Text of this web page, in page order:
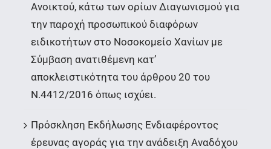
Ανοικτού, κάτω των ορίων Διαγωνισμού για
την παροχή προσωπικού διαφόρων
ειδικοτήτων στο Νοσοκομείο Χανίων με
Σύμβαση ανατιθέμενη κατ’
αποκλειστικότητα του άρθρου 20 του
Ν.4412/2016 όπως ισχύει.
Πρόσκληση Εκδήλωσης Ενδιαφέροντος
έρευνας αγοράς για την ανάδειξη Αναδόχου